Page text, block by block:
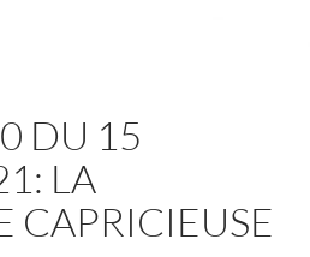
DU 15
LA
CAPRICIEUSE